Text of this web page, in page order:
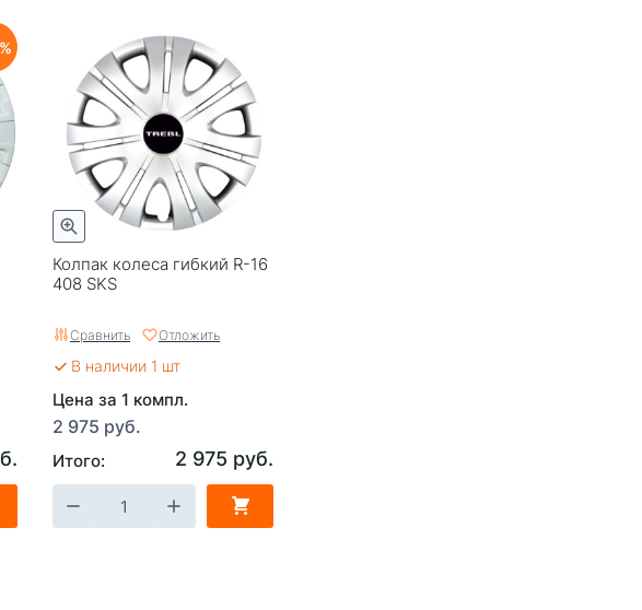
Колпак колеса гибкий R-16
408 SKS
Сравнить Отложить
В наличии 1 шт
Цена за 1 компл.
2 975 руб.
Итого: 2 975 руб.